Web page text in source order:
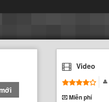
Video
Miễn phí